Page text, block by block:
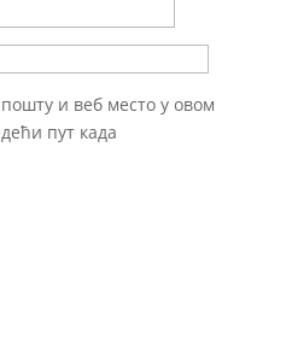
и веб место у овом
пут када